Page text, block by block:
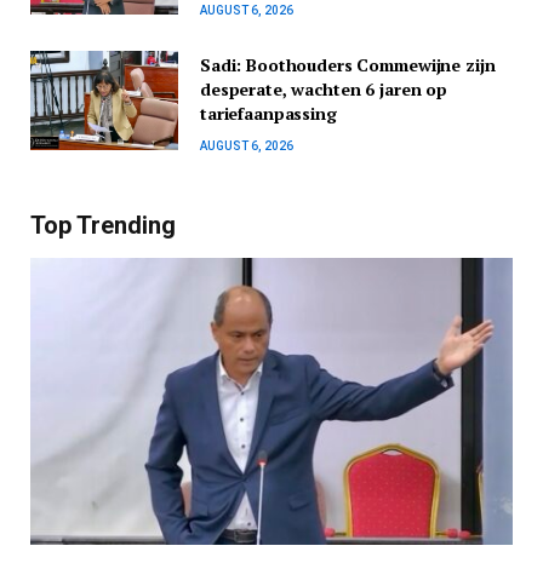
AUGUST 6, 2026
Sadi: Boothouders Commewijne zijn
desperate, wachten 6 jaren op
tariefaanpassing
AUGUST 6, 2026
Top Trending